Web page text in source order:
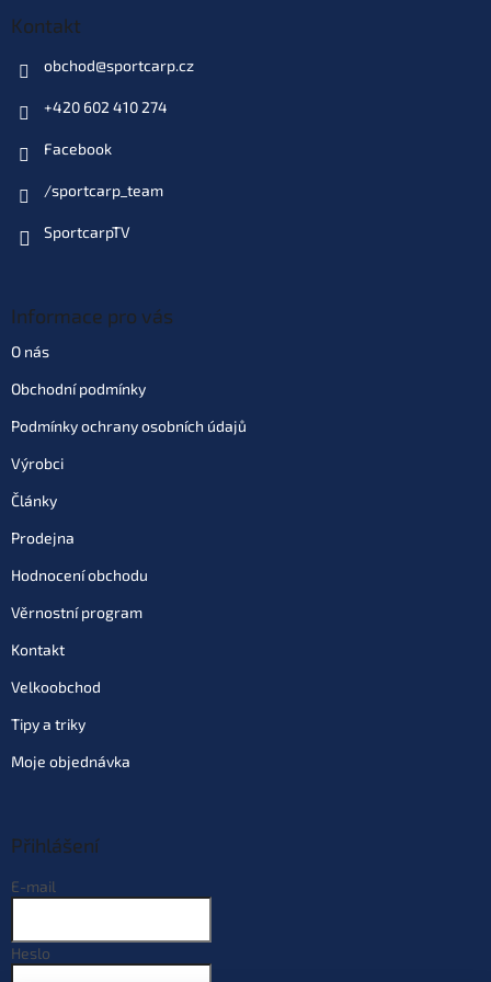
Kontakt
obchod@sportcarp.cz
+420 602 410 274
Facebook
/sportcarp_team
SportcarpTV
Informace pro vás
O nás
Obchodní podmínky
Podmínky ochrany osobních údajů
Výrobci
Články
Prodejna
Hodnocení obchodu
Věrnostní program
Kontakt
Velkoobchod
Tipy a triky
Moje objednávka
Přihlášení
E-mail
Heslo